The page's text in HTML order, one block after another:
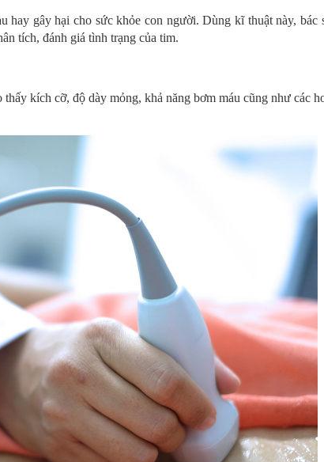
gây hại cho sức khỏe con người. Dùng kĩ thuật này, bác
tích, đánh giá tình trạng của tim.
kích cỡ, độ dày mỏng, khả năng bơm máu cũng như các